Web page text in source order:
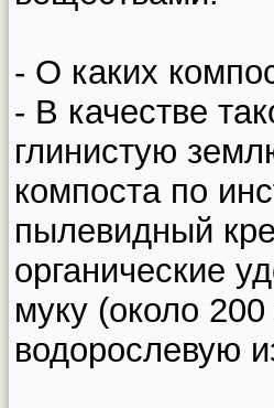
- О каких
- В качестве
глинистую
компоста по
пылевидный
органические
муку (около
водорослевую